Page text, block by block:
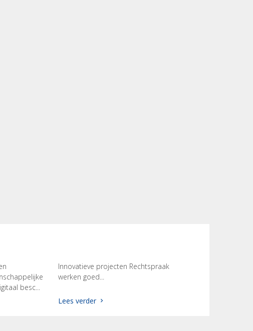
besc...
Innovatieve projecten Rechtspraak
werken goed...
Lees verder